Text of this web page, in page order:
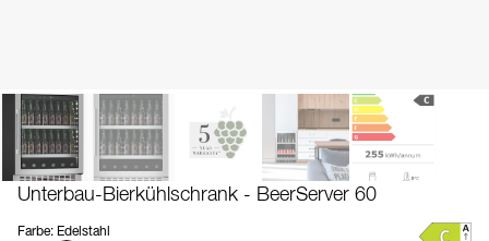
Unterbau-Bierkühlschrank - BeerServer 60
Farbe: Edelstahl